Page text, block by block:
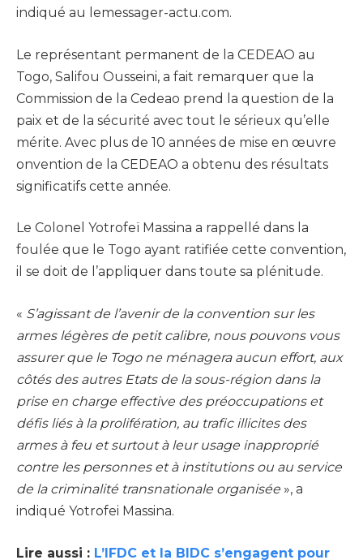
indiqué au lemessager-actu.com.
Le représentant permanent de la CEDEAO au
Togo, Salifou Ousseini, a fait remarquer que la
Commission de la Cedeao prend la question de la
paix et de la sécurité avec tout le sérieux qu’elle
mérite. Avec plus de 10 années de mise en œuvre
onvention de la CEDEAO a obtenu des résultats
significatifs cette année.
Le Colonel Yotrofeï Massina a rappellé dans la
foulée que le Togo ayant ratifiée cette convention,
il se doit de l’appliquer dans toute sa plénitude.
« S’agissant de l’avenir de la convention sur les
armes légères de petit calibre, nous pouvons vous
assurer que le Togo ne ménagera aucun effort, aux
côtés des autres Etats de la sous-région dans la
prise en charge effective des préoccupations et
défis liés à la prolifération, au trafic illicites des
armes à feu et surtout à leur usage inapproprié
contre les personnes et à institutions ou au service
de la criminalité transnationale organisée », a
indiqué Yotrofei Massina.
Lire aussi : L’IFDC et la BIDC s’engagent pour